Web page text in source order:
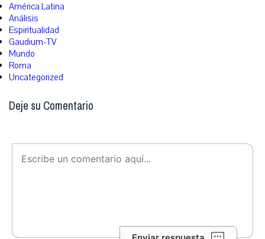
América Latina
Análisis
Espiritualidad
Gaudium-TV
Mundo
Roma
Uncategorized
Deje su Comentario